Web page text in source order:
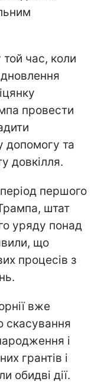
час, коли
провести
допомогу та
довкілля.
першого
штат
уряду понад
що
процесів з
вже
скасування
і
грантів і
обидві дії.